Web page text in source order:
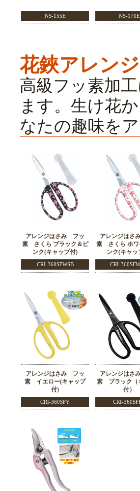
NS-155E NS-170E
花鋏アレン
高級フッ素加
ます。生け花
なたの趣味を
アレンジはさみ フッ
素 さくら ブラック＆ピ
ンク(キャップ付)
CRI-360SFWSB
アレンジはさ
素 さくら ホワ
ンク(キャッ
CRI-
アレンジはさみ フッ
素 イエロー(キャップ
付)
CRI-360SFY
アレンジはさ
素 ブラック（
付）
CRI-